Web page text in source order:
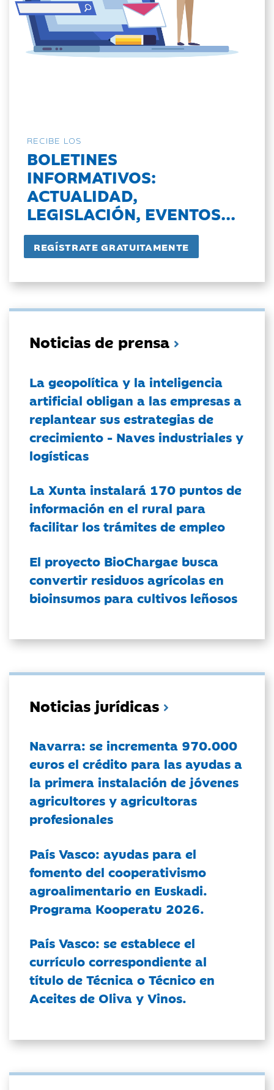
RECIBE LOS
BOLETINES
INFORMATIVOS:
ACTUALIDAD,
LEGISLACIÓN, EVENTOS...
Noticias de prensa
La geopolítica y la inteligencia
artificial obligan a las empresas a
replantear sus estrategias de
crecimiento - Naves industriales y
logísticas
La Xunta instalará 170 puntos de
información en el rural para
facilitar los trámites de empleo
El proyecto BioChargae busca
convertir residuos agrícolas en
bioinsumos para cultivos leñosos
Noticias jurídicas
Navarra: se incrementa 970.000
euros el crédito para las ayudas a
la primera instalación de jóvenes
agricultores y agricultoras
profesionales
País Vasco: ayudas para el
fomento del cooperativismo
agroalimentario en Euskadi.
Programa Kooperatu 2026.
País Vasco: se establece el
currículo correspondiente al
título de Técnica o Técnico en
Aceites de Oliva y Vinos.